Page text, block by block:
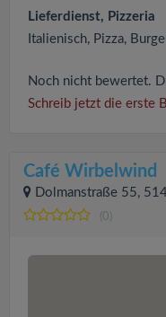
Lieferdienst, Pizzeria
Italienisch, Pizza,
Noch nicht bewertet.
Schreib jetzt die erste
Café Wirbelwind
Dolmanstraße 55,
(0)